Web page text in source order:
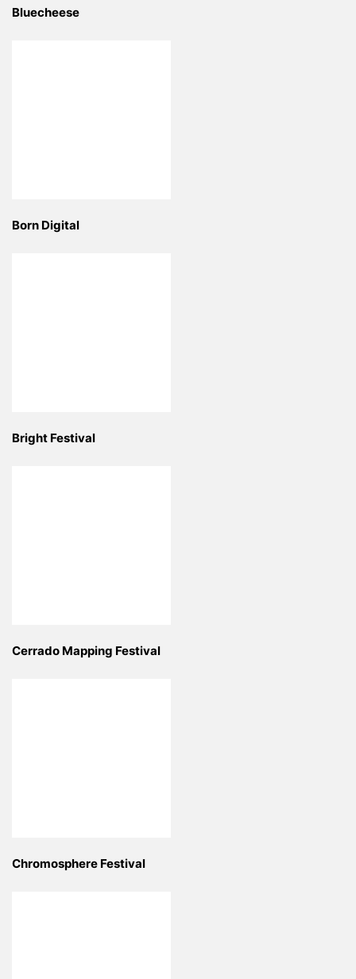
Bluecheese
Born Digital
Bright Festival
Cerrado Mapping Festival
Chromosphere Festival